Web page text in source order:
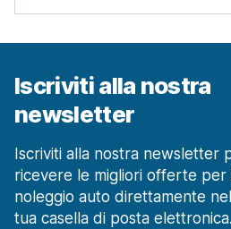
Iscriviti alla nostra
newsletter
Iscriviti alla nostra newsletter
ricevere le migliori offerte per
noleggio auto direttamente
tua casella di posta elettronica.